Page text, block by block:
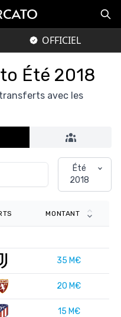
OFFICIEL
Été 2018
avec les
Été
2018
MONTANT
35 M€
20 M€
15 M€